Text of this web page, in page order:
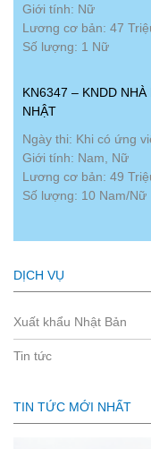
Giới tính: Nữ
Lương cơ bản: 47
Số lượng: 1 Nữ
KN6347 – KNDD
NHẬT
Ngày thi: Khi có ứng
Giới tính: Nam, Nữ
Lương cơ bản: 49
Số lượng: 10 Nam/Nữ
DỊCH VỤ
Xuất khẩu Nhật Bản
Tin tức
TIN TỨC MỚI NHẤT